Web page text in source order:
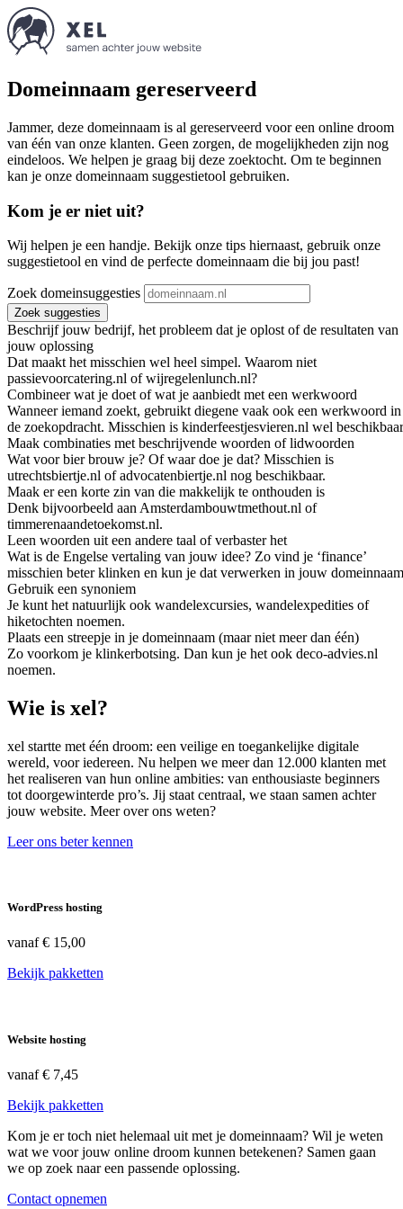
Domeinnaam gereserveerd
Jammer, deze domeinnaam is al gereserveerd voor een online droom
van één van onze klanten. Geen zorgen, de mogelijkheden zijn nog
eindeloos. We helpen je graag bij deze zoektocht. Om te beginnen
kan je onze domeinnaam suggestietool gebruiken.
Kom je er niet uit?
Wij helpen je een handje. Bekijk onze tips hiernaast, gebruik onze
suggestietool en vind de perfecte domeinnaam die bij jou past!
Zoek domeinsuggesties
Zoek suggesties
Beschrijf jouw bedrijf, het probleem dat je oplost of de resultaten van
jouw oplossing
Dat maakt het misschien wel heel simpel. Waarom niet
passievoorcatering.nl of wijregelenlunch.nl?
Combineer wat je doet of wat je aanbiedt met een werkwoord
Wanneer iemand zoekt, gebruikt diegene vaak ook een werkwoord in
de zoekopdracht. Misschien is kinderfeestjesvieren.nl wel
Maak combinaties met beschrijvende woorden of lidwoorden
Wat voor bier brouw je? Of waar doe je dat? Misschien is
utrechtsbiertje.nl of advocatenbiertje.nl nog beschikbaar.
Maak er een korte zin van die makkelijk te onthouden is
Denk bijvoorbeeld aan Amsterdambouwtmethout.nl of
timmerenaandetoekomst.nl.
Leen woorden uit een andere taal of verbaster het
Wat is de Engelse vertaling van jouw idee? Zo vind je ‘finance’
misschien beter klinken en kun je dat verwerken in jouw
Gebruik een synoniem
Je kunt het natuurlijk ook wandelexcursies, wandelexpedities of
hiketochten noemen.
Plaats een streepje in je domeinnaam (maar niet meer dan één)
Zo voorkom je klinkerbotsing. Dan kun je het ook deco-advies.nl
noemen.
Wie is xel?
xel startte met één droom: een veilige en toegankelijke digitale
wereld, voor iedereen. Nu helpen we meer dan 12.000 klanten met
het realiseren van hun online ambities: van enthousiaste beginners
tot doorgewinterde pro’s. Jij staat centraal, we staan samen achter
jouw website. Meer over ons weten?
Leer ons beter kennen
WordPress hosting
vanaf€ 15,00
Bekijk pakketten
Website hosting
vanaf€ 7,45
Bekijk pakketten
Kom je er toch niet helemaal uit met je domeinnaam? Wil je weten
wat we voor jouw online droom kunnen betekenen? Samen gaan
we op zoek naar een passende oplossing.
Contact opnemen